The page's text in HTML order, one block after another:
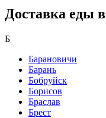
Доставка еды в
Б
Барановичи
Барань
Бобруйск
Борисов
Браслав
Брест